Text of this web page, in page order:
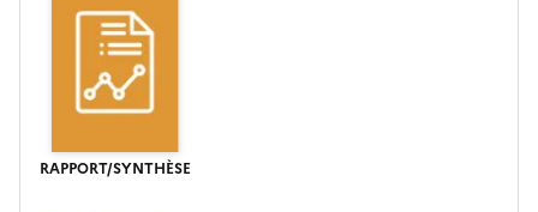
RAPPORT/SYNTHÈSE